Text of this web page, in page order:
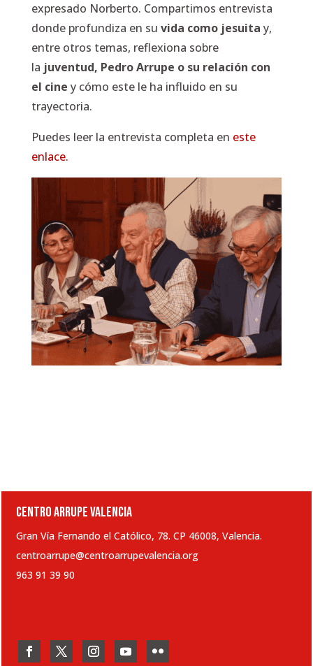
expresado Norberto. Compartimos entrevista
donde profundiza en su vida como jesuita y,
entre otros temas, reflexiona sobre
la juventud, Pedro Arrupe o su relación con
el cine y cómo este le ha influido en su
trayectoria.
Puedes leer la entrevista completa en este
enlace.
CENTRO ARRUPE VALENCIA
Gran Vía Fernando el Católico, 78. CP 46008, Valencia.
centroarrupe@centroarrupevalencia.org
963 91 39 90